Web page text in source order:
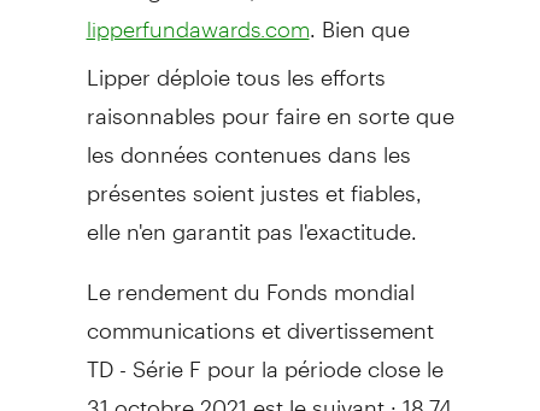
lipperfundawards.com . Bien que
Lipper déploie tous les efforts
raisonnables pour faire en sorte que
les données contenues dans les
présentes soient justes et fiables,
elle n'en garantit pas l'exactitude.
Le rendement du Fonds mondial
communications et divertissement
TD - Série F pour la période close le
31 octobre 2021 est le suivant : 18,74